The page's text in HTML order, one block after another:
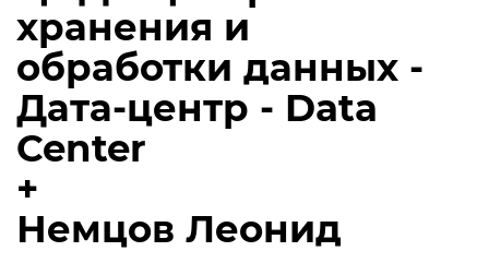
хранения и
обработки данных -
Дата-центр - Data
Center
+
Немцов Леонид